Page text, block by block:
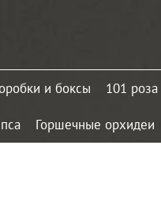
и боксы 101 роза
Горшечные орхидеи